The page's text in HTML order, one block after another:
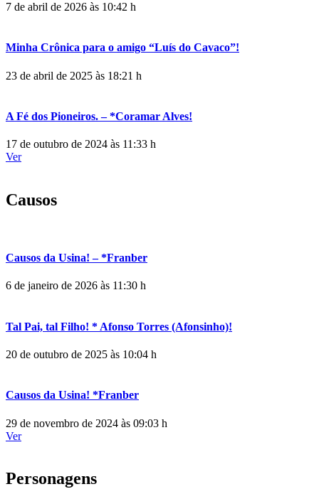
7 de abril de 2026 às 10:42 h
Minha Crônica para o amigo “Luís do Cavaco”!
23 de abril de 2025 às 18:21 h
A Fé dos Pioneiros. – *Coramar Alves!
17 de outubro de 2024 às 11:33 h
Ver
Causos
Causos da Usina! – *Franber
6 de janeiro de 2026 às 11:30 h
Tal Pai, tal Filho! * Afonso Torres (Afonsinho)!
20 de outubro de 2025 às 10:04 h
Causos da Usina! *Franber
29 de novembro de 2024 às 09:03 h
Ver
Personagens